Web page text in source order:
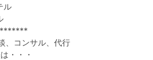
ル
、コンサル、代行
・・・